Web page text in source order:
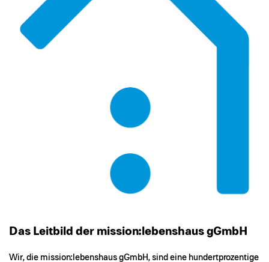
Das Leitbild der mission:lebenshaus gGmbH
Wir, die mission:lebenshaus gGmbH, sind eine hundertprozentige